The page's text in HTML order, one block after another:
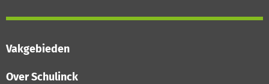
Vakgebieden
Over Schulinck